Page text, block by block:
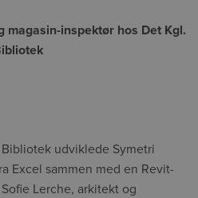
magasin-inspektør hos Det Kgl.
udviklede Symetri
Excel sammen med en Revit-
Lerche, arkitekt og